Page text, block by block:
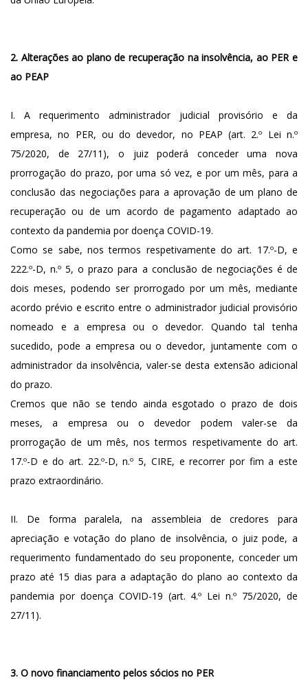
2. Alterações ao plano de recuperação na insolvência, ao PER e
ao PEAP
I. A requerimento administrador judicial provisório e da
empresa, no PER, ou do devedor, no PEAP (art. 2.º Lei n.º
75/2020, de 27/11), o juiz poderá conceder uma nova
prorrogação do prazo, por uma só vez, e por um mês, para a
conclusão das negociações para a aprovação de um plano de
recuperação ou de um acordo de pagamento adaptado ao
contexto da pandemia por doença COVID-19.
Como se sabe, nos termos respetivamente do art. 17.º-D, e
222.º-D, n.º 5, o prazo para a conclusão de negociações é de
dois meses, podendo ser prorrogado por um mês, mediante
acordo prévio e escrito entre o administrador judicial provisório
nomeado e a empresa ou o devedor. Quando tal tenha
sucedido, pode a empresa ou o devedor, juntamente com o
administrador da insolvência, valer-se desta extensão adicional
do prazo.
Cremos que não se tendo ainda esgotado o prazo de dois
meses, a empresa ou o devedor podem valer-se da
prorrogação de um mês, nos termos respetivamente do art.
17.º-D e do art. 22.º-D, n.º 5, CIRE, e recorrer por fim a este
prazo extraordinário.
II. De forma paralela, na assembleia de credores para
apreciação e votação do plano de insolvência, o juiz pode, a
requerimento fundamentado do seu proponente, conceder um
prazo até 15 dias para a adaptação do plano ao contexto da
pandemia por doença COVID-19 (art. 4.º Lei n.º 75/2020, de
27/11).
3. O novo financiamento pelos sócios no PER